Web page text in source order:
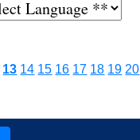
13 14 15 16 17 18 19 20